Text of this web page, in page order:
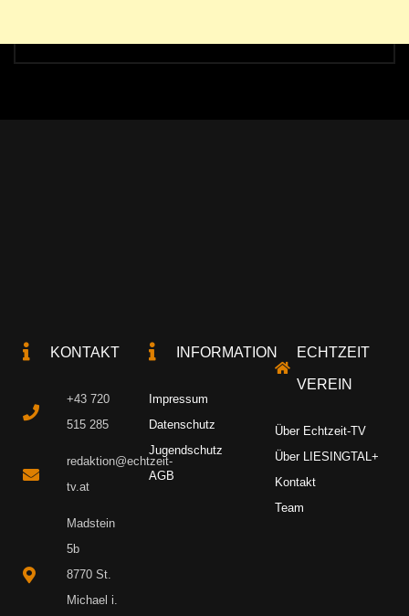
KONTAKT
+43 720
515 285
redaktion@echtzeit-
tv.at
Madstein
5b
8770 St.
Michael i.
INFORMATION
Impressum
Datenschutz
Jugendschutz
AGB
ECHTZEIT
VEREIN
Über Echtzeit-TV
Über LIESINGTAL+
Kontakt
Team